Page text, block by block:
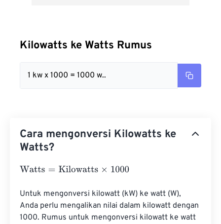
Kilowatts ke Watts Rumus
1 kw x 1000 = 1000 w..
Cara mengonversi Kilowatts ke
Watts?
Watts= Kilowatts×1000
Untuk mengonversi kilowatt (kW) ke watt (W),
Anda perlu mengalikan nilai dalam kilowatt dengan
1000. Rumus untuk mengonversi kilowatt ke watt